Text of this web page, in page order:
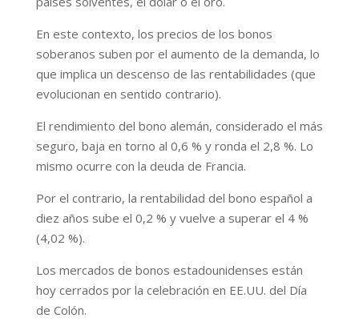
En este contexto, los precios de los bonos
soberanos suben por el aumento de la demanda, lo
que implica un descenso de las rentabilidades (que
evolucionan en sentido contrario).
El rendimiento del bono alemán, considerado el más
seguro, baja en torno al 0,6 % y ronda el 2,8 %. Lo
mismo ocurre con la deuda de Francia.
Por el contrario, la rentabilidad del bono español a
diez años sube el 0,2 % y vuelve a superar el 4 %
(4,02 %).
Los mercados de bonos estadounidenses están
hoy cerrados por la celebración en EE.UU. del Día
de Colón.